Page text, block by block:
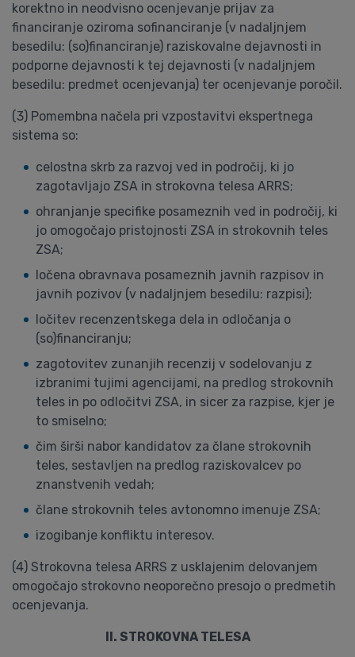
korektno in neodvisno ocenjevanje prijav za
financiranje oziroma sofinanciranje (v nadaljnjem
besedilu: (so)financiranje) raziskovalne dejavnosti in
podporne dejavnosti k tej dejavnosti (v nadaljnjem
besedilu: predmet ocenjevanja) ter ocenjevanje poročil.
(3) Pomembna načela pri vzpostavitvi ekspertnega
sistema so:
celostna skrb za razvoj ved in področij, ki jo
zagotavljajo ZSA in strokovna telesa ARRS;
ohranjanje specifike posameznih ved in področij, ki
jo omogočajo pristojnosti ZSA in strokovnih teles
ZSA;
ločena obravnava posameznih javnih razpisov in
javnih pozivov (v nadaljnjem besedilu: razpisi);
ločitev recenzentskega dela in odločanja o
(so)financiranju;
zagotovitev zunanjih recenzij v sodelovanju z
izbranimi tujimi agencijami, na predlog strokovnih
teles in po odločitvi ZSA, in sicer za razpise, kjer je
to smiselno;
čim širši nabor kandidatov za člane strokovnih
teles, sestavljen na predlog raziskovalcev po
znanstvenih vedah;
člane strokovnih teles avtonomno imenuje ZSA;
izogibanje konfliktu interesov.
(4) Strokovna telesa ARRS z usklajenim delovanjem
omogočajo strokovno neoporečno presojo o predmetih
ocenjevanja.
II. STROKOVNA TELESA